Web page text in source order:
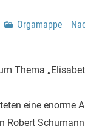
Orgamappe
Thema
eine enorme
Robert